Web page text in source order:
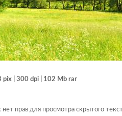
| 300 dpi | 102 Mb rar
прав для просмотра скрытого